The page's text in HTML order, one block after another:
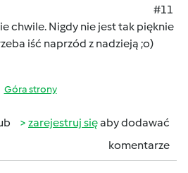
#11
chwile. Nigdy nie jest tak pięknie
iść naprzód z nadzieją ;o)
Góra strony
zarejestruj sięaby dodawać
komentarze